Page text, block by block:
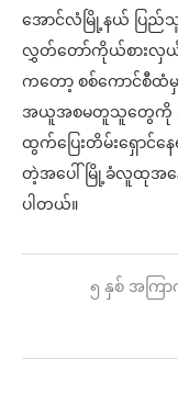
အောင်လံမြို့နယ် ပြည်
လွှတ်တော်ကိုယ်စားလှယ်
ကတော့ စစ်ကောင်စီထံမှာ
အယူအစမတူသူတွေကို အခု
ထွက်ပြေးတိမ်းရှောင်
တဲ့အပေါ် မြို့ခံလူထုအန
ပါတယ်။
၅ နှစ် အကြ